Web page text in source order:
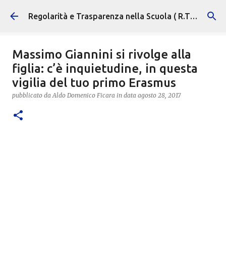
Passa ai contenuti principali Regolarità e Trasparenza nella Scuola ( R.T.S. )
Massimo Giannini si rivolge alla
figlia: c’è inquietudine, in questa
vigilia del tuo primo Erasmus
pubblicato daAldo Domenico Ficara in data agosto 28, 2017